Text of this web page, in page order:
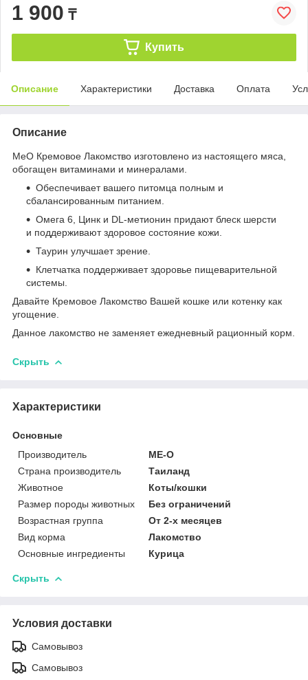
1 900 ₸
Купить
Описание Характеристики Доставка Оплата
Описание
МeО Кремовое Лакомство изготовлено из настоящего мяса,
обогащен витаминами и минералами.
Обеспечивает вашего питомца полным и
сбалансированным питанием.
Омега 6, Цинк и DL-метионин придают блеск шерсти
и поддерживают здоровое состояние кожи.
Таурин улучшает зрение.
Клетчатка поддерживает здоровье пищеварительной
системы.
Давайте Кремовое Лакомство Вашей кошке или котенку как
угощение.
Данное лакомство не заменяет ежедневный рационный корм.
Скрыть
Характеристики
Основные
Производитель
ME-O
Страна производитель
Таиланд
Животное
Коты/кошки
Размер породы животных
Без ограничений
Возрастная группа
От 2-х месяцев
Вид корма
Лакомство
Основные ингредиенты
Курица
Скрыть
Условия доставки
Самовывоз
Самовывоз